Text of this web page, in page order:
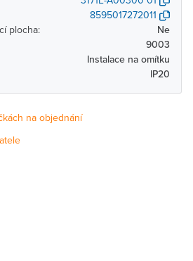
8595017272011
plocha:
Ne
9003
Instalace na omítku
IP20
na objednání